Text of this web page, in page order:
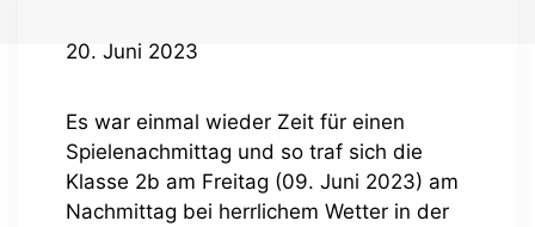
20. Juni 2023
Es war einmal wieder Zeit für einen
Spielenachmittag und so traf sich die
Klasse 2b am Freitag (09. Juni 2023) am
Nachmittag bei herrlichem Wetter in der